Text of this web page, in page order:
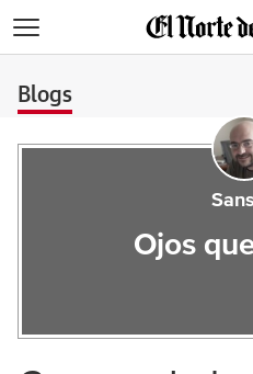
Blogs
Ojos